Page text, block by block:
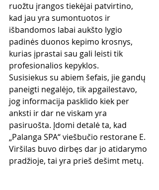
ruožtu įrangos tiekėjai patvirtino,
kad jau yra sumontuotos ir
išbandomos labai aukšto lygio
padinės duonos kepimo krosnys,
kurias įprastai sau gali leisti tik
profesionalios kepyklos.
Susisiekus su abiem šefais, jie gandų
paneigti negalėjo, tik apgailestavo,
jog informacija pasklido kiek per
anksti ir dar ne viskam yra
pasiruošta. Įdomi detalė ta, kad
„Palanga SPA“ viešbučio restorane E.
Viršilas buvo dirbęs dar jo atidarymo
pradžioje, tai yra prieš dešimt metų.